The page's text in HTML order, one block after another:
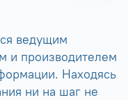
ведущим
и производителем
Находясь
ни на шаг не